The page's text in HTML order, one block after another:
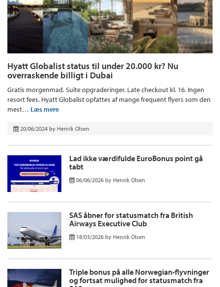
Hyatt Globalist status til under 20.000 kr? Nu
overraskende billigt i Dubai
Gratis morgenmad. Suite opgraderinger. Late checkout kl. 16. Ingen
resort fees. Hyatt Globalist opfattes af mange frequent flyers som den
mest… Læs mere
20/06/2024 by Henrik Olsen
Lad ikke værdifulde EuroBonus point gå
tabt
06/06/2026 by Henrik Olsen
SAS åbner for statusmatch fra British
Airways Executive Club
18/03/2026 by Henrik Olsen
Triple bonus på alle Norwegian-flyvninger
og fortsat mulighed for statusmatch fra